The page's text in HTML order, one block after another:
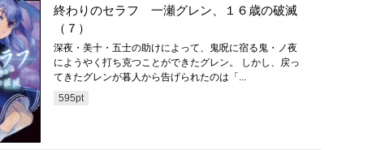
終わりのセラフ 一瀬グレン、１６歳の破滅
（７）
深夜・美十・五士の助けによって、鬼呪に宿る鬼・ノ夜
にようやく打ち克つことができたグレン。 しかし、戻っ
てきたグレンが暮人から告げられたのは「...
595pt